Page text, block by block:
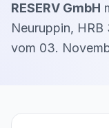
RESERV GmbH
Neuruppin, HRB
vom 03.